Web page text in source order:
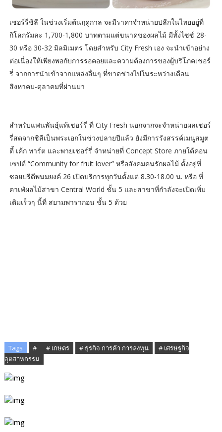
เชอร์รี่ชิลี ในช่วงเริ่มต้นฤดูกาล จะมีราคาจำหน่ายปลีกในไทยอยู่ที่
กิโลกรัมละ 1,700-1,800 บาทตามแต่ขนาดของผลไม้ มีทั้งไซซ์ 28-
30 หรือ 30-32 มิลมิเมตร โดยสำหรับ City Fresh เอง จะนำเข้าอย่าง
ต่อเนื่องให้เพียงพอกับการรอคอยและความต้องการของผู้บริโภคเชอร์
รี่ จากการนำเข้าจากแหล่งอื่นๆ ที่ขาดช่วงไปในระหว่างเดือน
สิงหาคม-ตุลาคมที่ผ่านมา
สำหรับแฟนพันธุ์แท้เชอร์รี่ ที่ City Fresh นอกจากจะจำหน่ายผลเชอร์
รี่สดจากชิลีเป็นพระเอกในช่วงปลายปีแล้ว ยังมีการรังสรรค์เมนูสมูต
ตี้ เค้ก ทาร์ต และพายเชอร์รี่ จำหน่ายที่ Concept Store ภายใต้คอน
เซปต์ “Community for fruit lover” หรือสังคมคนรักผลไม้ ตั้งอยู่ที่
ซอยปรีดีพนมยงค์ 26 เปิดบริการทุกวันตั้งแต่ 8.30-18.00 น. หรือ ที่
คาเฟ่ผลไม้สาขา Central World ชั้น 5 และสาขาที่กำลังจะเปิดเพิ่ม
เติมเร็วๆ นี้ที่ สยามพารากอน ชั้น 5 ด้วย
Tags # ​ # เกษตร # ธุรกิจ การค้า การลงทุน
# เศรษฐกิจ
อุตสาหกรรม